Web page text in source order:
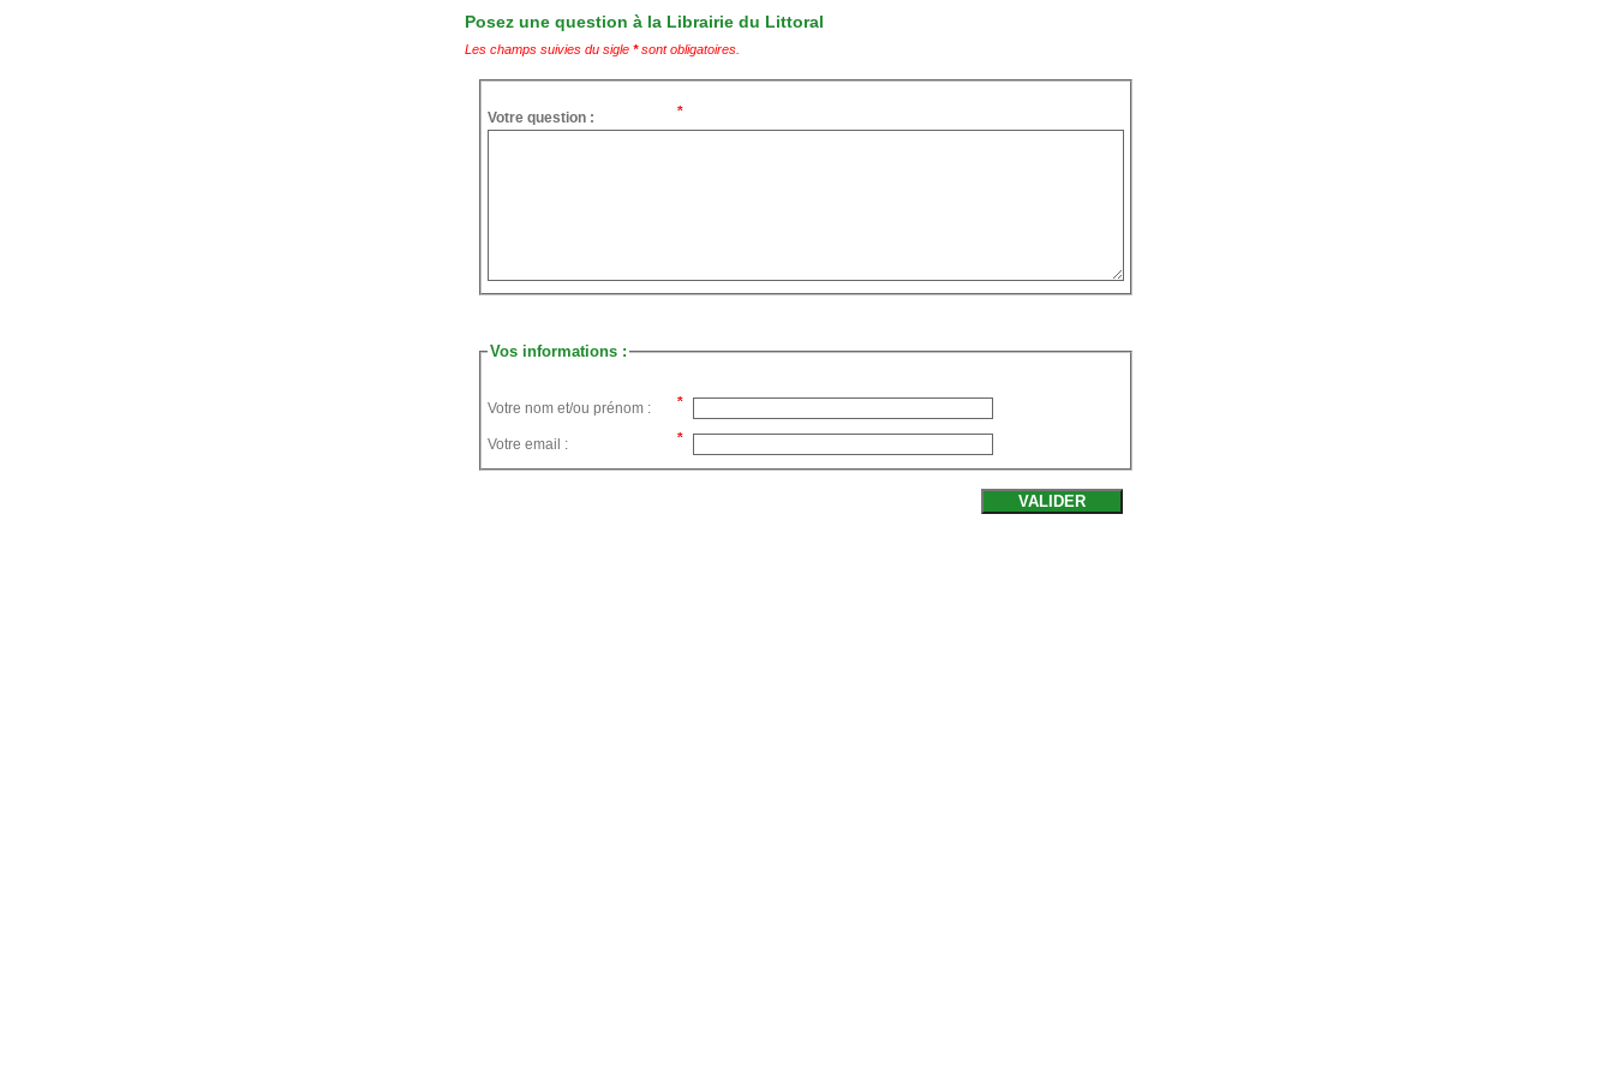
Posez une question à la Librairie du Littoral
Les champs suivies du sigle *sont obligatoires.
Votre question :
Vos informations :
Votre nom et/ou prénom :
Votre email :